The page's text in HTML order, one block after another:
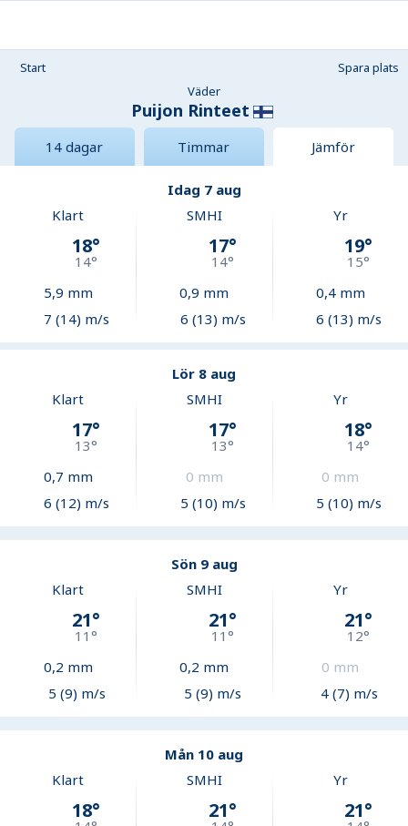
Start
Spara plats
Väder
Puijon Rinteet
14 dagar Timmar Jämför
Idag 7 aug
Klart
18°
14°
5,9 mm
7 (14) m/s
SMHI
17°
14°
0,9 mm
6 (13) m/s
Yr
19°
15°
0,4mm
6 (13) m/s
Lör 8 aug
Klart
17°
13°
0,7 mm
6 (12) m/s
SMHI
17°
13°
0 mm
5 (10) m/s
Yr
18°
14°
0 mm
5 (10) m/s
Sön 9 aug
Klart
21°
11°
0,2 mm
5 (9) m/s
SMHI
21°
11 °
0,2 mm
5 (9) m/s
Yr
21°
12°
0 mm
4 (7) m/s
Mån 10 aug
Klart
18°
SMHI
21°
Yr
21°